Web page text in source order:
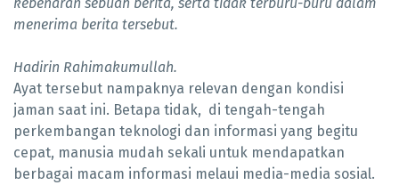
kebenaran sebuah berita, serta tidak terburu-buru dalam
menerima berita tersebut.
Hadirin Rahimakumullah.
Ayat tersebut nampaknya relevan dengan kondisi
jaman saat ini. Betapa tidak, di tengah-tengah
perkembangan teknologi dan informasi yang begitu
cepat, manusia mudah sekali untuk mendapatkan
berbagai macam informasi melaui media-media sosial.